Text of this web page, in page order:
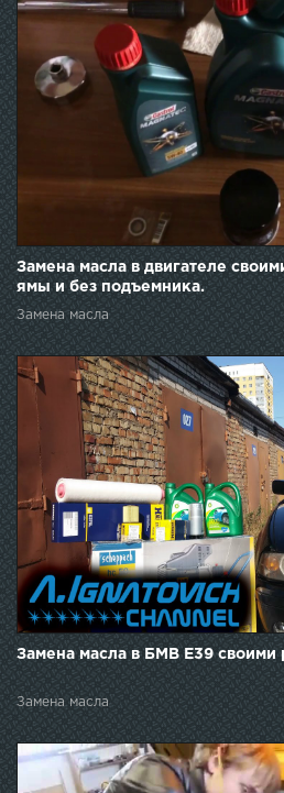
Замена масла в двигателе
ямы и без подъемника.
Замена масла
Замена масла в БМВ Е39 своими
Замена масла